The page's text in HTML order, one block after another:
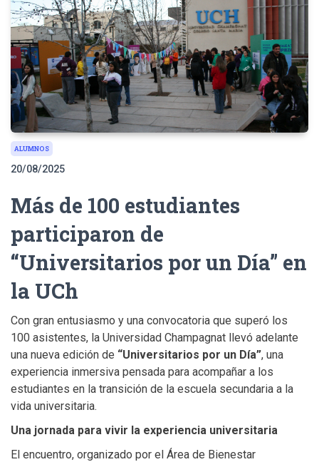
ALUMNOS
20/08/2025
Más de 100 estudiantes
participaron de
“Universitarios por un Día” en
la UCh
Con gran entusiasmo y una convocatoria que superó los
100 asistentes, la Universidad Champagnat llevó adelante
una nueva edición de “Universitarios por un Día”, una
experiencia inmersiva pensada para acompañar a los
estudiantes en la transición de la escuela secundaria a la
vida universitaria.
Una jornada para vivir la experiencia universitaria
El encuentro, organizado por el Área de Bienestar